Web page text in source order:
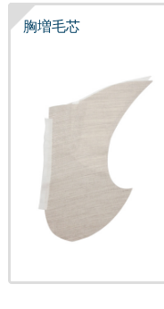
胸増毛芯